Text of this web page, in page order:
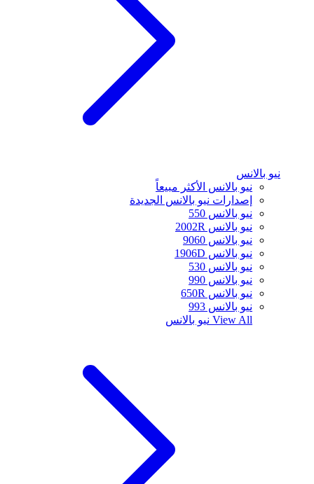
نيو بالانس
نيو بالانس الأكثر مبيعاً
إصدارات نيو بالانس الجديدة
نيو بالانس 550
نيو بالانس 2002R
نيو بالانس 9060
نيو بالانس 1906D
نيو بالانس 530
نيو بالانس 990
نيو بالانس 650R
نيو بالانس 993
View All نيو بالانس